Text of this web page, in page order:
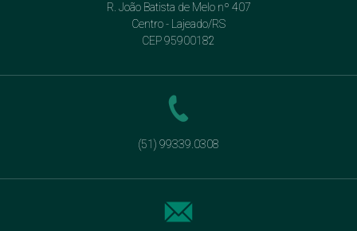
R. João Batista de Melo nº 407
Centro - Lajeado/RS
CEP 95900182
(51) 99339.0308